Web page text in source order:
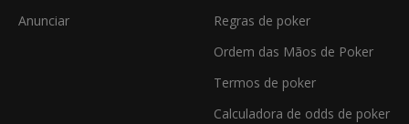
Anunciar
Regras de poker
Ordem das Mãos de Poker
Termos de poker
Calculadora de odds de poker